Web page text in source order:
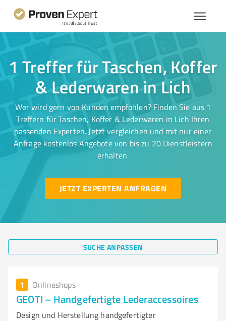
1 Treffer für Taschen, Koffer
& Lederwaren in Lich
Wer wird gern von Kunden empfohlen? Finden Sie aus 1
Treffern für Taschen, Koffer & Lederwaren in Lich Ihren
passenden Experten. Jetzt vergleichen und mit nur einer
Anfrage kostenlos Angebote von bis zu 20 Dienstleistern
erhalten.
JETZT EXPERTEN ANFRAGEN
SUCHE ANPASSEN
1 Onlineshops
GEOTI – Handgefertigte Lederaccessoires
Design und Herstellung handgefertigter